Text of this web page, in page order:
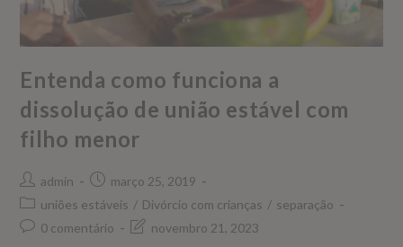
Entenda como funciona a
dissolução de união estável com
filho menor
admin
março 25, 2019
uniões estáveis / Divórcio com crianças / separação
0 comentário
novembro 21, 2023